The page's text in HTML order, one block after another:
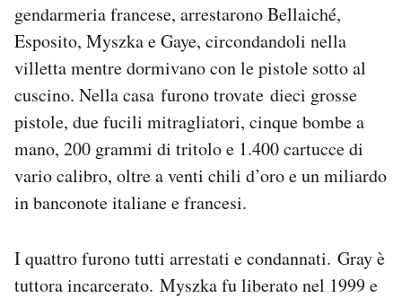
gendarmeria francese, arrestarono Bellaiché,
Esposito, Myszka e Gaye, circondandoli nella
villetta mentre dormivano con le pistole sotto al
cuscino. Nella casa furono trovate dieci grosse
pistole, due fucili mitragliatori, cinque bombe a
mano, 200 grammi di tritolo e 1.400 cartucce di
vario calibro, oltre a venti chili d’oro e un miliardo
in banconote italiane e francesi.
I quattro furono tutti arrestati e condannati. Gray è
tuttora incarcerato. Myszka fu liberato nel 1999 e